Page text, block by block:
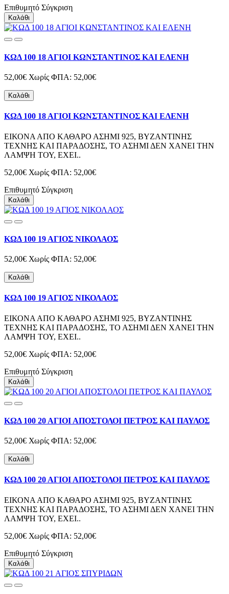
Επιθυμητό Σύγκριση
Καλάθι
ΚΩΔ 100 18 ΑΓΙΟΙ ΚΩΝΣΤΑΝΤΙΝΟΣ ΚΑΙ ΕΛΕΝΗ
52,00€ Χωρίς ΦΠΑ: 52,00€
Καλάθι
ΚΩΔ 100 18 ΑΓΙΟΙ ΚΩΝΣΤΑΝΤΙΝΟΣ ΚΑΙ ΕΛΕΝΗ
ΕΙΚΟΝΑ ΑΠΟ ΚΑΘΑΡΟ ΑΣΗΜΙ 925, ΒΥΖΑΝΤΙΝΗΣ
ΤΕΧΝΗΣ ΚΑΙ ΠΑΡΑΔΟΣΗΣ, ΤΟ ΑΣΗΜΙ ΔΕΝ ΧΑΝΕΙ ΤΗΝ
ΛΑΜΨΗ ΤΟΥ, ΕΧΕΙ..
52,00€ Χωρίς ΦΠΑ: 52,00€
Επιθυμητό Σύγκριση
Καλάθι
ΚΩΔ 100 19 ΑΓΙΟΣ ΝΙΚΟΛΑΟΣ
52,00€ Χωρίς ΦΠΑ: 52,00€
Καλάθι
ΚΩΔ 100 19 ΑΓΙΟΣ ΝΙΚΟΛΑΟΣ
ΕΙΚΟΝΑ ΑΠΟ ΚΑΘΑΡΟ ΑΣΗΜΙ 925, ΒΥΖΑΝΤΙΝΗΣ
ΤΕΧΝΗΣ ΚΑΙ ΠΑΡΑΔΟΣΗΣ, ΤΟ ΑΣΗΜΙ ΔΕΝ ΧΑΝΕΙ ΤΗΝ
ΛΑΜΨΗ ΤΟΥ, ΕΧΕΙ..
52,00€ Χωρίς ΦΠΑ: 52,00€
Επιθυμητό Σύγκριση
Καλάθι
ΚΩΔ 100 20 ΑΓΙΟΙ ΑΠΟΣΤΟΛΟΙ ΠΕΤΡΟΣ ΚΑΙ ΠΑΥΛΟΣ
52,00€ Χωρίς ΦΠΑ: 52,00€
Καλάθι
ΚΩΔ 100 20 ΑΓΙΟΙ ΑΠΟΣΤΟΛΟΙ ΠΕΤΡΟΣ ΚΑΙ ΠΑΥΛΟΣ
ΕΙΚΟΝΑ ΑΠΟ ΚΑΘΑΡΟ ΑΣΗΜΙ 925, ΒΥΖΑΝΤΙΝΗΣ
ΤΕΧΝΗΣ ΚΑΙ ΠΑΡΑΔΟΣΗΣ, ΤΟ ΑΣΗΜΙ ΔΕΝ ΧΑΝΕΙ ΤΗΝ
ΛΑΜΨΗ ΤΟΥ, ΕΧΕΙ..
52,00€ Χωρίς ΦΠΑ: 52,00€
Επιθυμητό Σύγκριση
Καλάθι